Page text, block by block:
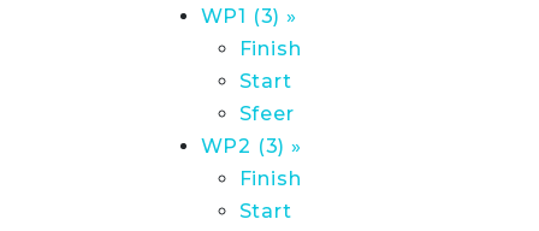
WP1 (3) »
Finish
Start
Sfeer
WP2 (3) »
Finish
Start